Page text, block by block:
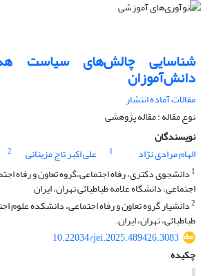
شناسایی چالش‌های سیاست
دانش‌آموزان
مقالات آماده انتشار
نوع مقاله : مقاله پژوهشی
نویسندگان
الهام مرادی نژاد
1 علی اکبر تاج مزینانی
2
1 دانشجوی دکتری، رفاه اجتماعی،گروه تعاون و رفاه
اجتماعی، دانشگاه علامه طباطبائی تهران، ایران
2دانشیار گروه تعاون و رفاه اجتماعی، دانشکده علوم
طباطبائی، تهران، ایران.
10.22034/jei.2025.489426.3083
چکیده